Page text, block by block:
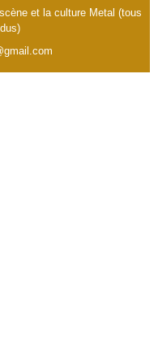
et la culture Metal (tous